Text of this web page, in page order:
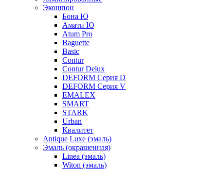
Экошпон
Бона Ю
Амати Ю
Atum Pro
Baguette
Basic
Contur
Contur Delux
DEFORM Серия D
DEFORM Серия V
EMALEX
SMART
STARK
Urban
Квалитет
Antique Luxe (эмаль)
Эмаль (окрашенная)
Linea (эмаль)
Witon (эмаль)